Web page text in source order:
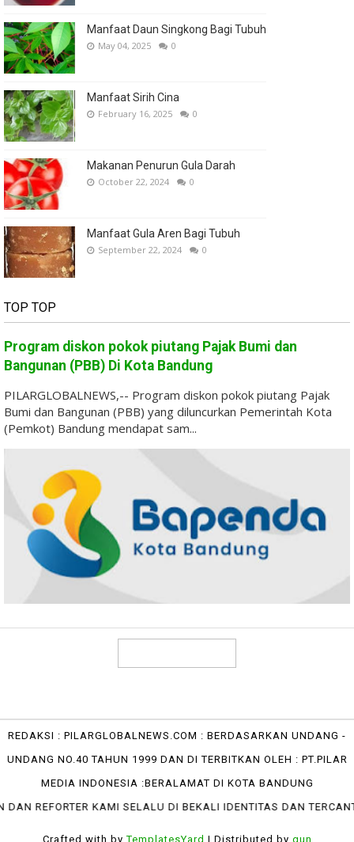
Manfaat Daun Singkong Bagi Tubuh
May 04, 2025 0
Manfaat Sirih Cina
February 16, 2025 0
Makanan Penurun Gula Darah
October 22, 2024 0
Manfaat Gula Aren Bagi Tubuh
September 22, 2024 0
TOP TOP
Program diskon pokok piutang Pajak Bumi dan
Bangunan (PBB) Di Kota Bandung
PILARGLOBALNEWS,-- Program diskon pokok piutang Pajak
Bumi dan Bangunan (PBB) yang diluncurkan Pemerintah Kota
(Pemkot) Bandung mendapat sam...
REDAKSI : PILARGLOBALNEWS.COM : BERDASARKAN UNDANG -
UNDANG NO.40 TAHUN 1999 DAN DI TERBITKAN OLEH : PT.PILAR
MEDIA INDONESIA :BERALAMAT DI KOTA BANDUNG
KAMI SELALU DI BEKALI IDENTITAS DAN TERCANTUM DI
Crafted with byTemplatesYard | Distributed by gun